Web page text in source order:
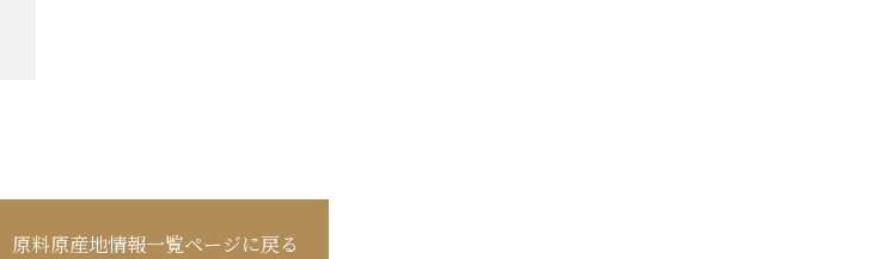
原料原産地情報一覧ページに戻る